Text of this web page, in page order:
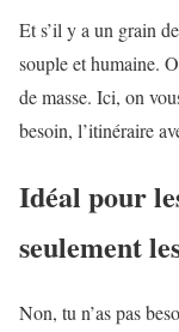
Et s’il y a un grain
souple et humaine.
de masse. Ici, on
besoin, l’itinéraire
Idéal pour
seulement
Non, tu n’as pas